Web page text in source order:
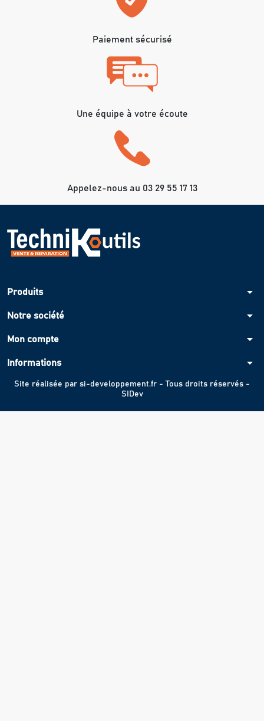
Paiement sécurisé
Une équipe à votre écoute
Appelez-nous au 03 29 55 17 13
Produits arrow_drop_down
Notre société arrow_drop_down
Mon compte arrow_drop_down
Informations arrow_drop_down
Site réalisée par si-developpement.fr - Tous droits réservés -
SIDev